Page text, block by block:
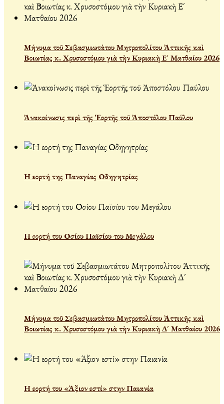
Μήνυμα τοῦ Σεβασμιωτάτου Μητροπολίτου Ἀττικῆς καὶ
Βοιωτίας κ. Χρυσοστόμου γιὰ τὴν Κυριακὴ Ε´ Ματθαίου 2026
Ἀνακοίνωσις περὶ τῆς Ἑορτῆς τοῦ Ἀποστόλου Παύλου
Η εορτή της Παναγίας Οδηγητρίας
Η εορτή του Οσίου Παϊσίου του Μεγάλου
Μήνυμα τοῦ Σεβασμιωτάτου Μητροπολίτου Ἀττικῆς καὶ
Βοιωτίας κ. Χρυσοστόμου γιὰ τὴν Κυριακὴ Δ´ Ματθαίου 2026
Η εορτή του «Άξιον εστί» στην Παιανία